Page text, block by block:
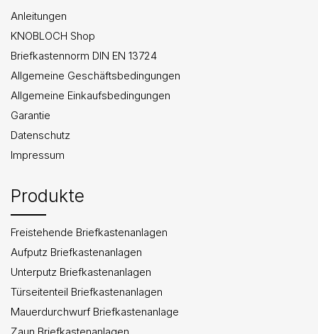
Anleitungen
KNOBLOCH Shop
Briefkastennorm DIN EN 13724
Allgemeine Geschäftsbedingungen
Allgemeine Einkaufsbedingungen
Garantie
Datenschutz
Impressum
Produkte
Freistehende Briefkastenanlagen
Aufputz Briefkastenanlagen
Unterputz Briefkastenanlagen
Türseitenteil Briefkastenanlagen
Mauerdurchwurf Briefkastenanlage